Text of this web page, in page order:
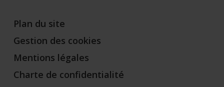
Plan du site
Gestion des cookies
Mentions légales
Charte de confidentialité